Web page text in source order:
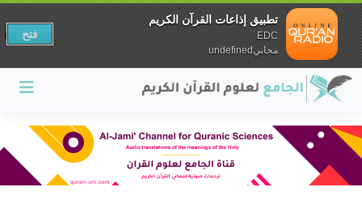
تطبيق إذاعات القرآن الكريم
EDC
مجانيundefined
فتح